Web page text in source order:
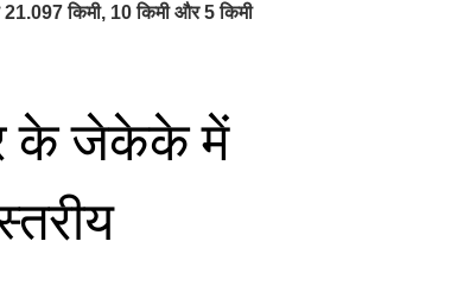
किमी, 10 किमी और 5 किमी
के जेकेके में